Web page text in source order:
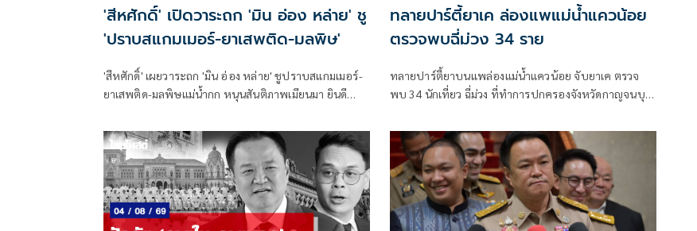
'สีหศักดิ์' เปิดวาระถก 'มิน อ่อง หล่าย' ชู
'ปราบสแกมเมอร์-ยาเสพติด-มลพิษ'
'สีหศักดิ์' เผยวาระถก 'มิน อ่อง หล่าย' ชูปราบสแกมเมอร์-
ยาเสพติด-มลพิษแม่น้ำกก หนุนสันติภาพเมียนมา ยินดี
ทลายปาร์ตี้ยาเค ล่องแพแม่น้ำแควน้อย
ตรวจพบฉี่ม่วง 34 ราย
ทลายปาร์ตี้ยาบนแพล่องแม่น้ำแควน้อย จับยาเค ตรวจ
พบ 34 นักเที่ยว ฉี่ม่วง ที่ทำการปกครองจังหวัดกาญจนบุรี
สันติราษฎร์ พิฆาตยาเสพติด